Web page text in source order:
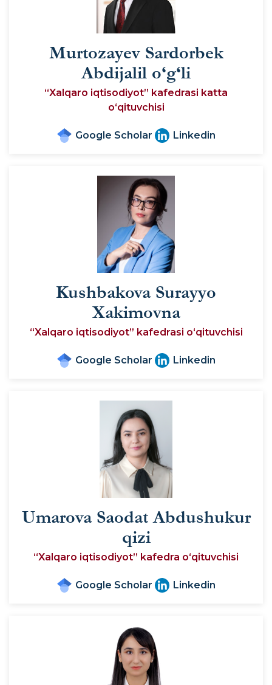
Murtozayev Sardorbek
Abdijalil o‘g‘li
“Xalqaro iqtisodiyot” kafedrasi katta
o‘qituvchisi
Google Scholar Linkedin
Kushbakova Surayyo
Xakimovna
“Xalqaro iqtisodiyot” kafedrasi o‘qituvchisi
Google Scholar Linkedin
Umarova Saodat Abdushukur
qizi
“Xalqaro iqtisodiyot” kafedra o‘qituvchisi
Google Scholar Linkedin